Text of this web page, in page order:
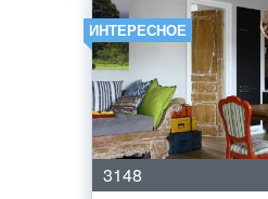
ИНТЕРЕСНОЕ
3148